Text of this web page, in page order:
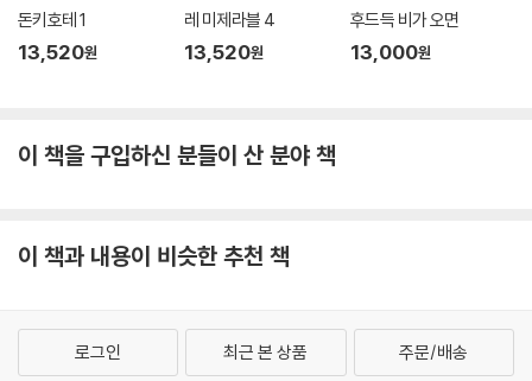
돈키호테 1
13,520원
레 미제라블 4
13,520원
후드득 비가 오면
13,000원
이 책을 구입하신 분들이 산 분야 책
이 책과 내용이 비슷한 추천 책
로그인 최근 본 상품 주문/배송